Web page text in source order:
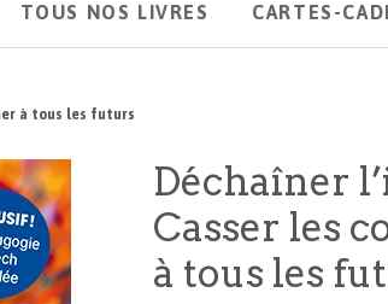
TOUS NOS LIVRES CARTES-
à tous les futurs
Déchaîner
Casser les
à tous les